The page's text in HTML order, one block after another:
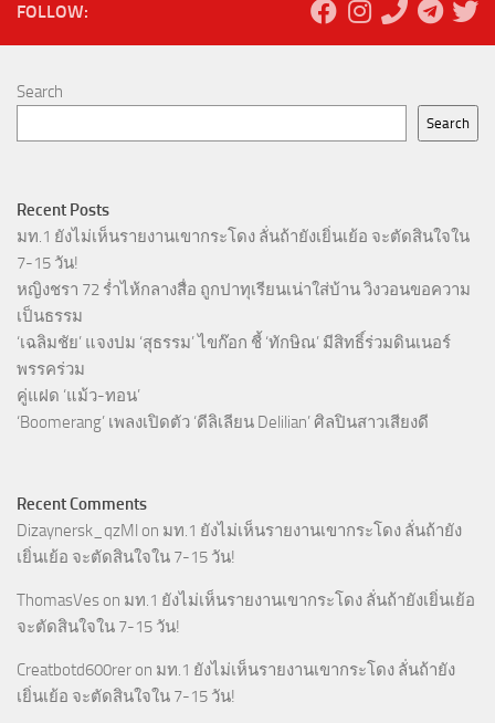
FOLLOW:
Search
Search
Recent Posts
มท.1 ยังไม่เห็นรายงานเขากระโดง ลั่นถ้ายังเยิ่นเย้อ จะตัดสินใจใน
7-15 วัน!
หญิงชรา 72 ร่ำไห้กลางสื่อ ถูกปาทุเรียนเน่าใส่บ้าน วิงวอนขอความ
เป็นธรรม
‘เฉลิมชัย’ แจงปม ‘สุธรรม’ ไขก๊อก ชี้ ‘ทักษิณ’ มีสิทธิ์ร่วมดินเนอร์
พรรคร่วม
คู่แฝด ‘แม้ว-ทอน’
‘Boomerang’ เพลงเปิดตัว ‘ดีลิเลียน Delilian’ ศิลปินสาวเสียงดี
Recent Comments
Dizaynersk_qzMl on มท.1 ยังไม่เห็นรายงานเขากระโดง ลั่นถ้ายัง
เยิ่นเย้อ จะตัดสินใจใน 7-15 วัน!
ThomasVes on มท.1 ยังไม่เห็นรายงานเขากระโดง ลั่นถ้ายังเยิ่นเย้อ
จะตัดสินใจใน 7-15 วัน!
Creatbotd600rer on มท.1 ยังไม่เห็นรายงานเขากระโดง ลั่นถ้ายัง
เยิ่นเย้อ จะตัดสินใจใน 7-15 วัน!